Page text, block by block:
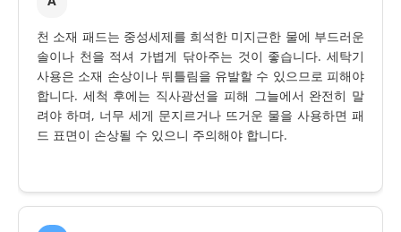
천 소재 패드는 중성세제를 희석한 미지근한 물에 부드러운
솔이나 천을 적셔 가볍게 닦아주는 것이 좋습니다. 세탁기
사용은 소재 손상이나 뒤틀림을 유발할 수 있으므로 피해야
합니다. 세척 후에는 직사광선을 피해 그늘에서 완전히 말
려야 하며, 너무 세게 문지르거나 뜨거운 물을 사용하면 패
드 표면이 손상될 수 있으니 주의해야 합니다.